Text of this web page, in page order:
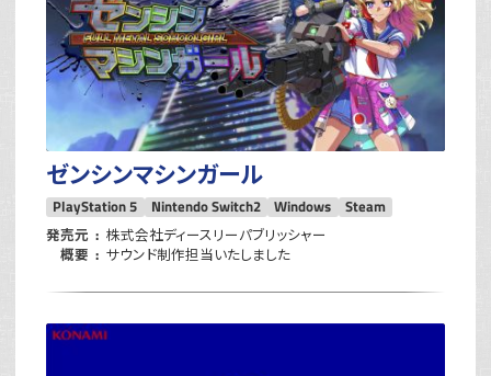
ゼンシンマシンガール
PlayStation 5 Nintendo Switch2 Windows
Steam
発売元
株式会社ディースリーパブリッシャー
概要
サウンド制作担当いたしました